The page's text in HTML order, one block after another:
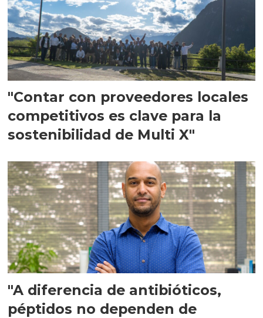
"Contar con proveedores locales
competitivos es clave para la
sostenibilidad de Multi X"
"A diferencia de antibióticos,
péptidos no dependen de